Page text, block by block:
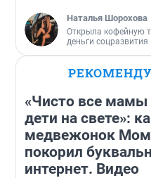
Наталья Шорохова
Открыла кофейную
деньги соцразвития
«Чисто все мамы
дети на свете»:
медвежонок
покорил
интернет. Видео